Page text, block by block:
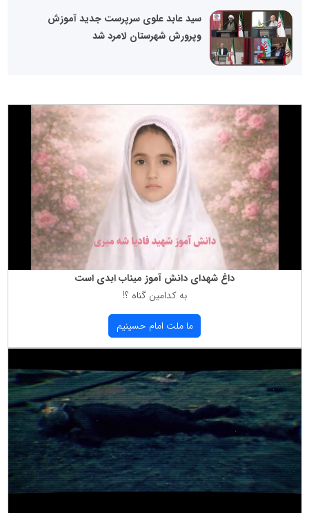
سید عابد علوی سرپرست جدید آموزش
وپرورش شهرستان لامرد شد
داغ شهدای دانش آموز میناب ابدی است
به كدامین گناه ؟!
ما ملت امام حسینیم